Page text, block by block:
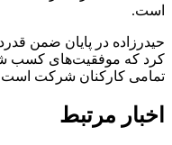
است.
حیدرزاده در پایان ضمن
تمامی کارکنان شرکت
اخبار مرتبط